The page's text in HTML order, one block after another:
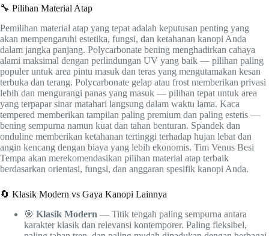
🔧 Pilihan Material Atap
Pemilihan material atap yang tepat adalah keputusan penting yang
akan mempengaruhi estetika, fungsi, dan ketahanan kanopi Anda
dalam jangka panjang. Polycarbonate bening menghadirkan cahaya
alami maksimal dengan perlindungan UV yang baik — pilihan paling
populer untuk area pintu masuk dan teras yang mengutamakan kesan
terbuka dan terang. Polycarbonate gelap atau frost memberikan privasi
lebih dan mengurangi panas yang masuk — pilihan tepat untuk area
yang terpapar sinar matahari langsung dalam waktu lama. Kaca
tempered memberikan tampilan paling premium dan paling estetis —
bening sempurna namun kuat dan tahan benturan. Spandek dan
onduline memberikan ketahanan tertinggi terhadap hujan lebat dan
angin kencang dengan biaya yang lebih ekonomis. Tim Venus Besi
Tempa akan merekomendasikan pilihan material atap terbaik
berdasarkan orientasi, fungsi, dan anggaran spesifik kanopi Anda.
🔄 Klasik Modern vs Gaya Kanopi Lainnya
🎯 Klasik Modern — Titik tengah paling sempurna antara
karakter klasik dan relevansi kontemporer. Paling fleksibel,